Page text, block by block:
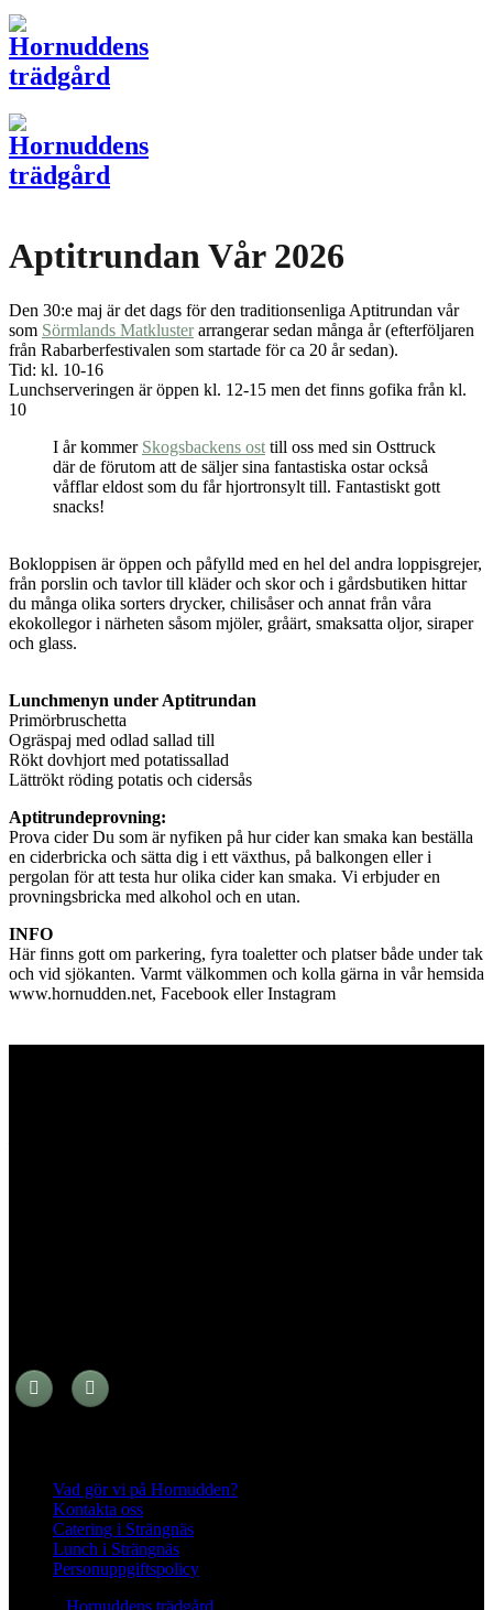
Aptitrundan Vår 2026
Den 30:e maj är det dags för den traditionsenliga Aptitrundan vår
som Sörmlands Matklusterarrangerar sedan många år (efterföljaren
från Rabarberfestivalen som startade för ca 20 år sedan).
Tid: kl. 10-16
Lunchserveringen är öppen kl. 12-15 men det finns gofika från kl.
10
I år kommer Skogsbackens ost till oss med sin Osttruck
där de förutom att de säljer sina fantastiska ostar också
våfflar eldost som du får hjortronsylt till. Fantastiskt gott
snacks!
Bokloppisen är öppen och påfylld med en hel del andra loppisgrejer,
från porslin och tavlor till kläder och skor och i gårdsbutiken hittar
du många olika sorters drycker, chilisåser och annat från våra
ekokollegor i närheten såsom mjöler, gråärt, smaksatta oljor, siraper
och glass.
Lunchmenyn under Aptitrundan
Primörbruschetta
Ogräspaj med odlad sallad till
Rökt dovhjort med potatissallad
Lättrökt röding potatis och cidersås
Aptitrundeprovning:
Prova cider Du som är nyfiken på hur cider kan smaka kan beställa
en ciderbricka och sätta dig i ett växthus, på balkongen eller i
pergolan för att testa hur olika cider kan smaka. Vi erbjuder en
provningsbricka med alkohol och en utan.
INFO
Här finns gott om parkering, fyra toaletter och platser både under tak
och vid sjökanten. Varmt välkommen och kolla gärna in vår hemsida
www.hornudden.net, Facebook eller Instagram
Vad gör vi på Hornudden?
Kontakta oss
Catering i Strängnäs
Lunch i Strängnäs
Personuppgiftspolicy